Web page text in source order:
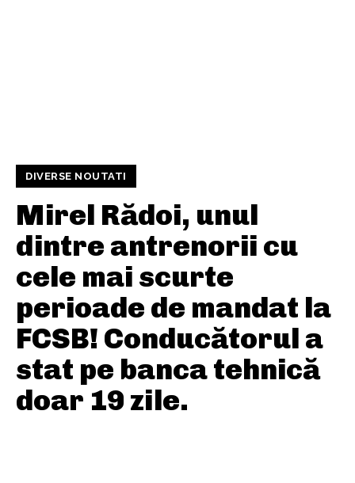
DIVERSE NOUTATI
Mirel Rădoi, unul
dintre antrenorii cu
cele mai scurte
perioade de mandat la
FCSB! Conducătorul a
stat pe banca tehnică
doar 19 zile.